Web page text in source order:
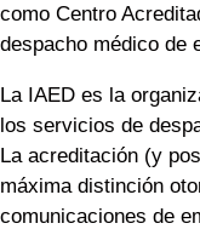
como Centro
despacho médico de
La IAED es la
los servicios de
La acreditación (y
máxima distinción
comunicaciones de